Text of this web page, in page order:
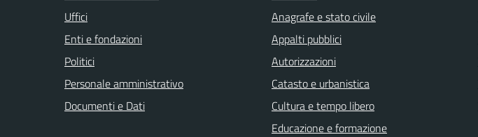
Uffici
Enti e fondazioni
Politici
Personale amministrativo
Documenti e Dati
Anagrafe e stato civile
Appalti pubblici
Autorizzazioni
Catasto e urbanistica
Cultura e tempo libero
Educazione e formazione